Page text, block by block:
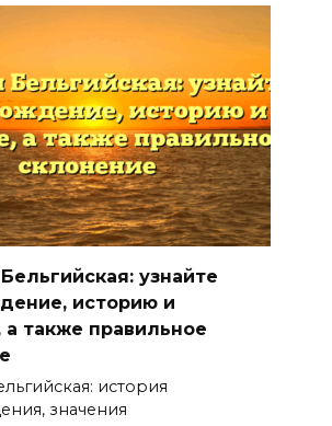
узнайте
историю и
а также правильное
история
значения